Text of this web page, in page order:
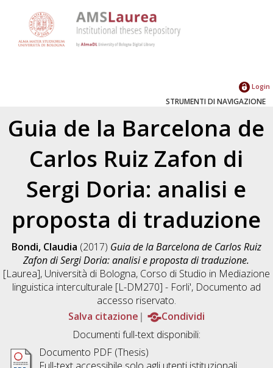
Login
STRUMENTI DI NAVIGAZIONE
Guia de la Barcelona de
Carlos Ruiz Zafon di
Sergi Doria: analisi e
proposta di traduzione
Bondi, Claudia (2017) Guia de la Barcelona de Carlos Ruiz
Zafon di Sergi Doria: analisi e proposta di traduzione.
[Laurea], Università di Bologna, Corso di Studio in Mediazione
linguistica interculturale [L-DM270] - Forli', Documento ad
accesso riservato.
Salva citazione
Condividi
Documenti full-text disponibili:
Documento PDF (Thesis)